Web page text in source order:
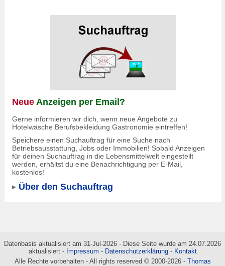
Neue Anzeigen per Email?
Gerne informieren wir dich, wenn neue Angebote zu
Hotelwäsche Berufsbekleidung Gastronomie eintreffen!
Speichere einen Suchauftrag für eine Suche nach
Betriebsausstattung, Jobs oder Immobilien! Sobald Anzeigen
für deinen Suchauftrag in die Lebensmittelwelt eingestellt
werden, erhältst du eine Benachrichtigung per E-Mail,
kostenlos!
Über den Suchauftrag
Datenbasis aktualisiert am 31-Jul-2026 - Diese Seite wurde am 24.07.2026
aktualisiert - Impressum - Datenschutzerklärung- Kontakt
Alle Rechte vorbehalten - All rights reserved © 2000-2026 - Thomas